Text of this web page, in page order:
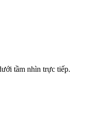
tầm nhìn trực tiếp.